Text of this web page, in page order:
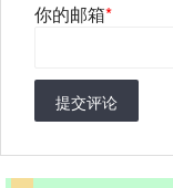
你的邮箱*
提交评论